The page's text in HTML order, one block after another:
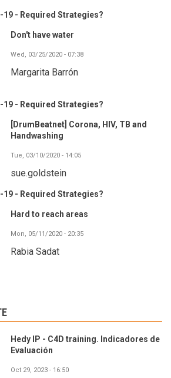
19 - Required Strategies?
Don't have water
Wed, 03/25/2020 - 07:38
Margarita Barrón
19 - Required Strategies?
[DrumBeatnet] Corona, HIV, TB and
Handwashing
Tue, 03/10/2020 - 14:05
sue.goldstein
19 - Required Strategies?
Hard to reach areas
Mon, 05/11/2020 - 20:35
Rabia Sadat
Hedy IP - C4D training. Indicadores de
Evaluación
Oct 29, 2023 - 16:50